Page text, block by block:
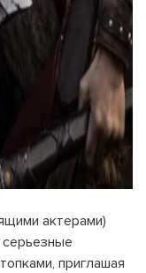
актерами)
приглашая